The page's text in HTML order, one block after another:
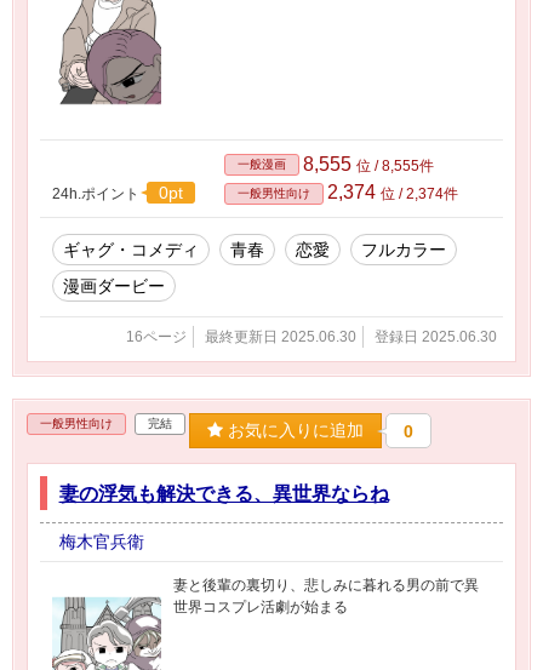
24h.ポイント 0pt
一般漫画 8,555 位 / 8,555件
一般男性向け 2,374 位 / 2,374件
ギャグ・コメディ 青春 恋愛
フルカラー
漫画ダービー
16ページ 最終更新日 2025.06.30 登録日 2025.06.30
一般男性向け 完結 お気に入りに追加 0
妻の浮気も解決できる、異世界ならね
梅木官兵衛
妻と後輩の裏切り、悲しみに暮れる男の前で異
世界コスプレ活劇が始まる